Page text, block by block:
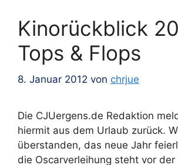
Kinorückblick
Tops & Flops
8. Januar 2012 von chrjue
Die CJUergens.de Redaktion
hiermit aus dem Urlaub zurück.
überstanden, das neue Jahr
die Oscarverleihung steht vor der